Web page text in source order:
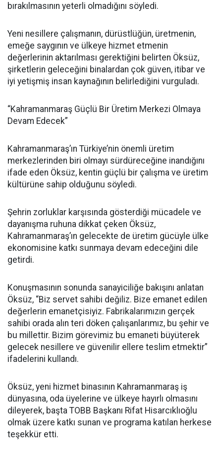
bırakılmasının yeterli olmadığını söyledi.
Yeni nesillere çalışmanın, dürüstlüğün, üretmenin,
emeğe saygının ve ülkeye hizmet etmenin
değerlerinin aktarılması gerektiğini belirten Öksüz,
şirketlerin geleceğini binalardan çok güven, itibar ve
iyi yetişmiş insan kaynağının belirlediğini vurguladı.
“Kahramanmaraş Güçlü Bir Üretim Merkezi Olmaya
Devam Edecek”
Kahramanmaraş’ın Türkiye’nin önemli üretim
merkezlerinden biri olmayı sürdüreceğine inandığını
ifade eden Öksüz, kentin güçlü bir çalışma ve üretim
kültürüne sahip olduğunu söyledi.
Şehrin zorluklar karşısında gösterdiği mücadele ve
dayanışma ruhuna dikkat çeken Öksüz,
Kahramanmaraş’ın gelecekte de üretim gücüyle ülke
ekonomisine katkı sunmaya devam edeceğini dile
getirdi.
Konuşmasının sonunda sanayiciliğe bakışını anlatan
Öksüz, “Biz servet sahibi değiliz. Bize emanet edilen
değerlerin emanetçisiyiz. Fabrikalarımızın gerçek
sahibi orada alın teri döken çalışanlarımız, bu şehir ve
bu millettir. Bizim görevimiz bu emaneti büyüterek
gelecek nesillere ve güvenilir ellere teslim etmektir”
ifadelerini kullandı.
Öksüz, yeni hizmet binasının Kahramanmaraş iş
dünyasına, oda üyelerine ve ülkeye hayırlı olmasını
dileyerek, başta TOBB Başkanı Rifat Hisarcıklıoğlu
olmak üzere katkı sunan ve programa katılan herkese
teşekkür etti.